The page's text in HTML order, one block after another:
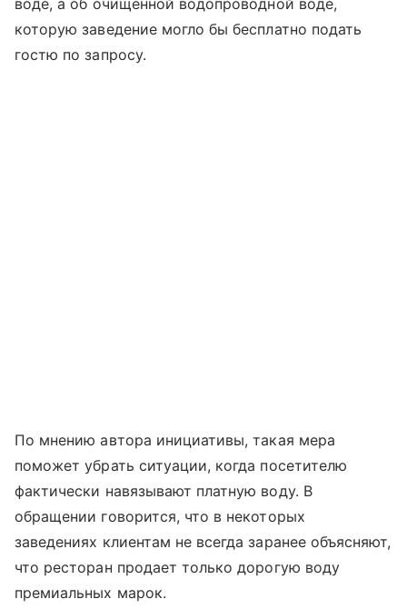
воде, а об очищенной водопроводной воде,
которую заведение могло бы бесплатно подать
гостю по запросу.
По мнению автора инициативы, такая мера
поможет убрать ситуации, когда посетителю
фактически навязывают платную воду. В
обращении говорится, что в некоторых
заведениях клиентам не всегда заранее объясняют,
что ресторан продает только дорогую воду
премиальных марок.